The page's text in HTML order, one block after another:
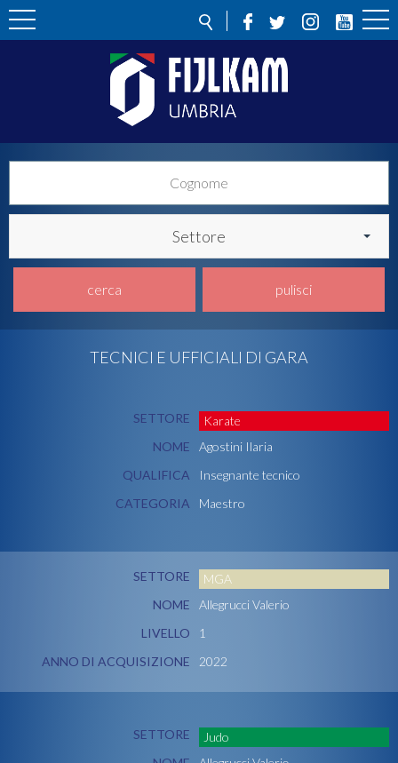
Settore
cerca pulisci
TECNICI E UFFICIALI DI GARA
SETTORE
Karate
NOME
Agostini Ilaria
QUALIFICA
Insegnante tecnico
CATEGORIA
Maestro
SETTORE
MGA
NOME
Allegrucci Valerio
LIVELLO
1
ANNO DI ACQUISIZIONE
2022
SETTORE
Judo